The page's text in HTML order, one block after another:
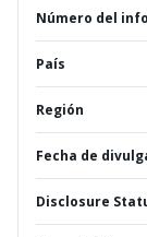
Número del
País
Región
Fecha de
Disclosure